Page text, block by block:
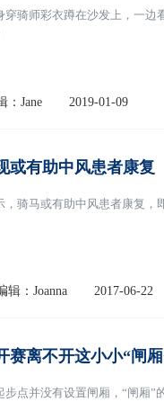
骑师彩衣蹲在沙发上，一
：Jane 2019-01-09
或有助中风患者康复
骑马或有助中风患者康复，
辑：Joanna 2017-06-22
赛离不开这小小“闸
点并没有设置闸厢，“闸厢”